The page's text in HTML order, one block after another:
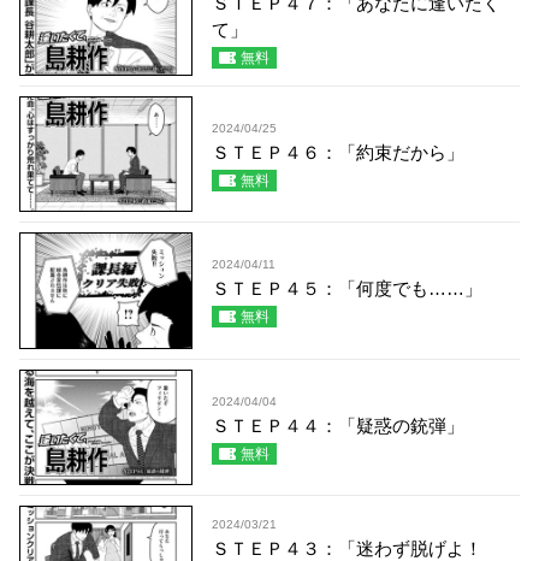
て」
無料
2024/04/25
ＳＴＥＰ４６：「約束だから」
無料
2024/04/11
ＳＴＥＰ４５：「何度でも……」
無料
2024/04/04
ＳＴＥＰ４４：「疑惑の銃弾」
無料
2024/03/21
ＳＴＥＰ４３：「迷わず脱げよ！